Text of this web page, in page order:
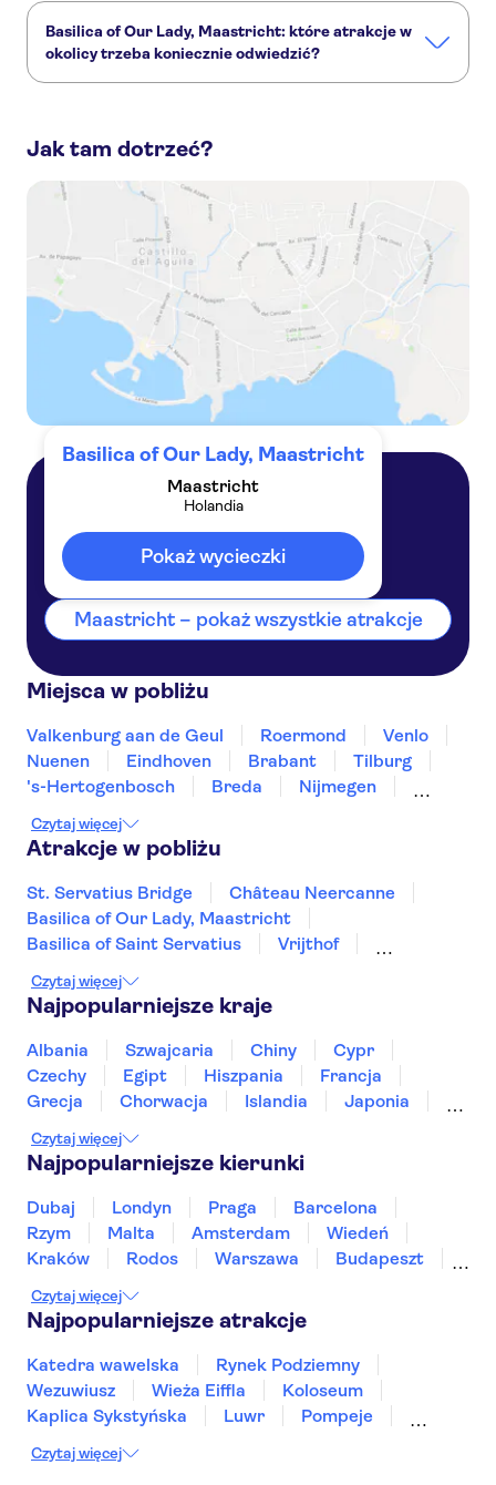
Basilica of Our Lady, Maastricht: które atrakcje w
okolicy trzeba koniecznie odwiedzić?
St. Servatius Bridge
Château Neercanne
Jak tam dotrzeć?
Basilica of Our Lady, Maastricht
Maastricht
Holandia
Pokaż wycieczki
Holandia
Maastricht – pokaż wszystkie atrakcje
Miejsca w pobliżu
Valkenburg aan de Geul Roermond
Venlo
Nuenen
Eindhoven Brabant
Tilburg
's-Hertogenbosch
Breda
Nijmegen
Terneuzen
Czytaj więcej
Atrakcje w pobliżu
St. Servatius Bridge
Château Neercanne
Basilica of Our Lady, Maastricht
Basilica of Saint Servatius
Vrijthof
Zaanse Schans
Royal Palace of Amsterdam
Keukenhof
Fabrique des Lumières
Zamek Muiderslot
Muzeum Morskie w Rotterdamie
A'DAM Lookout
Anne Frank Rijksmuseum
Czytaj więcej
Najpopularniejsze kraje
Albania Szwajcaria Chiny
Cypr
Czechy
Egipt Hiszpania
Francja
Grecja
Chorwacja Islandia
Japonia
Tajlandia
Tunezja Turcja
Czytaj więcej
Najpopularniejsze kierunki
Dubaj Londyn Praga
Barcelona
Rzym
Malta Amsterdam
Wiedeń
Kraków
Rodos Warszawa
Budapeszt
Poznań
Sopot Gdynia
Czytaj więcej
Najpopularniejsze atrakcje
Katedra wawelska
Rynek Podziemny
Wezuwiusz
Wieża Eiffla
Koloseum
Kaplica Sykstyńska
Luwr
Pompeje
Akropol
Czytaj więcej